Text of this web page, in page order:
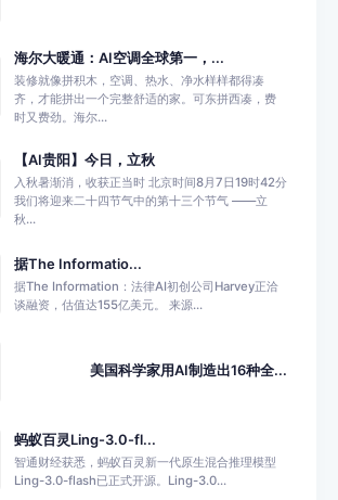
海尔大暖通：AI空调全球第一，...
装修就像拼积木，空调、热水、净水样样都得凑
齐，才能拼出一个完整舒适的家。可东拼西凑，费
时又费劲。海尔...
【AI贵阳】今日，立秋
入秋暑渐消，收获正当时 北京时间8月7日19时42分
我们将迎来二十四节气中的第十三个节气 ——立
秋...
据The Informatio...
据The Information：法律AI初创公司Harvey正洽
谈融资，估值达155亿美元。 来源...
美国科学家用AI制造出16种全...
蚂蚁百灵Ling-3.0-fl...
智通财经获悉，蚂蚁百灵新一代原生混合推理模型
Ling-3.0-flash已正式开源。Ling-3.0...